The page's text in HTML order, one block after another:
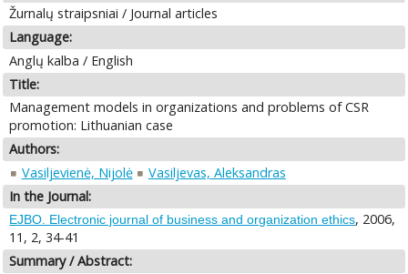
Žurnalų straipsniai / Journal articles
Language:
Anglų kalba / English
Title:
Management models in organizations and problems of CSR
promotion: Lithuanian case
Authors:
Vasiljevienė, Nijolė
Vasiljevas, Aleksandras
In the Journal:
EJBO. Electronic journal of business and organization ethics, 2006,
11, 2, 34-41
Summary / Abstract: